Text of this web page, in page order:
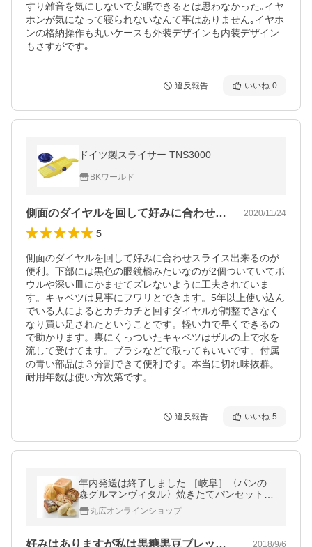
すり雑音を気にしないで安眠できるとは思わなかった｡イヤ
ホンが気になって寝られないなんて事はありません｡イヤホ
ンの格納操作も丸いケースも外装デザインも内装デザイン
もさすがです｡
違反報告 いいね 0
ドイツ製スライサー TNS3000
BKワールド
側面のダイヤルを回して好みに合わせスラ… 2020/11/24
5
側面のダイヤルを回して好みに合わせスライス出来るのが
便利。下部には黒色の眼鏡橋みたいなのが2個ついていてボ
ウルや深い皿にかませてズレないように工夫されていま
す。キャベツは見事にフワリとできます。5年以上使い込ん
でいる人によるとカチカチと回すダイヤルが調整できなく
なり買い足されたということです。軽い力で早くできるの
で助かります。裏にくっついたキャベツはザルの上で水を
流して受けてます。ブラシなどで取ってもいいです。付属
の青い部品は３分割できて便利です。本当に切れ味抜群。
耐用年数は使い方次第です。
違反報告 いいね 5
年内発送は終了しました ［岐阜］〈パンの
森グルマンヴィタル〉焼きたてパンセット
パン 詰め合わせ 送料無料 のし・包装不可
丸広オンラインショップ
好みはありますが私は黒糖黒豆ブレッド1… 2018/9/6